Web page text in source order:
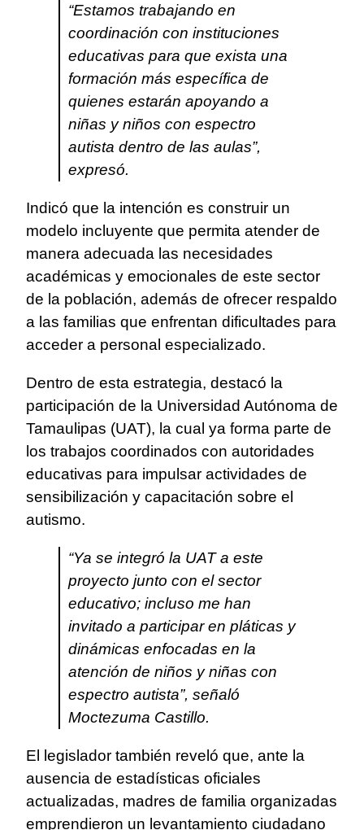
“Estamos trabajando en
coordinación con instituciones
educativas para que exista una
formación más específica de
quienes estarán apoyando a
niñas y niños con espectro
autista dentro de las aulas”,
expresó.
Indicó que la intención es construir un
modelo incluyente que permita atender de
manera adecuada las necesidades
académicas y emocionales de este sector
de la población, además de ofrecer respaldo
a las familias que enfrentan dificultades para
acceder a personal especializado.
Dentro de esta estrategia, destacó la
participación de la Universidad Autónoma de
Tamaulipas (UAT), la cual ya forma parte de
los trabajos coordinados con autoridades
educativas para impulsar actividades de
sensibilización y capacitación sobre el
autismo.
“Ya se integró la UAT a este
proyecto junto con el sector
educativo; incluso me han
invitado a participar en pláticas y
dinámicas enfocadas en la
atención de niños y niñas con
espectro autista”, señaló
Moctezuma Castillo.
El legislador también reveló que, ante la
ausencia de estadísticas oficiales
actualizadas, madres de familia organizadas
emprendieron un levantamiento ciudadano